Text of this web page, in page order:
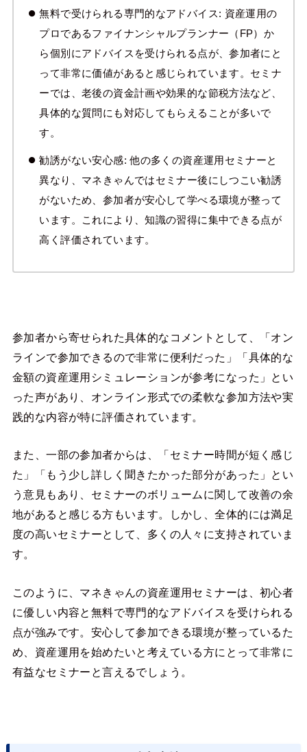
無料で受けられる専門的なアドバイス: 資産運用の
プロであるファイナンシャルプランナー（FP）か
ら個別にアドバイスを受けられる点が、参加者にと
って非常に価値があると感じられています。セミナ
ーでは、老後の資金計画や効果的な節税方法など、
具体的な質問にも対応してもらえることが多いで
す。
勧誘がない安心感: 他の多くの資産運用セミナーと
異なり、マネきゃんではセミナー後にしつこい勧誘
がないため、参加者が安心して学べる環境が整って
います。これにより、知識の習得に集中できる点が
高く評価されています。
参加者から寄せられた具体的なコメントとして、「オン
ラインで参加できるので非常に便利だった」「具体的な
金額の資産運用シミュレーションが参考になった」とい
った声があり、オンライン形式での柔軟な参加方法や実
践的な内容が特に評価されています。
また、一部の参加者からは、「セミナー時間が短く感じ
た」「もう少し詳しく聞きたかった部分があった」とい
う意見もあり、セミナーのボリュームに関して改善の余
地があると感じる方もいます。しかし、全体的には満足
度の高いセミナーとして、多くの人々に支持されていま
す。
このように、マネきゃんの資産運用セミナーは、初心者
に優しい内容と無料で専門的なアドバイスを受けられる
点が強みです。安心して参加できる環境が整っているた
め、資産運用を始めたいと考えている方にとって非常に
有益なセミナーと言えるでしょう。